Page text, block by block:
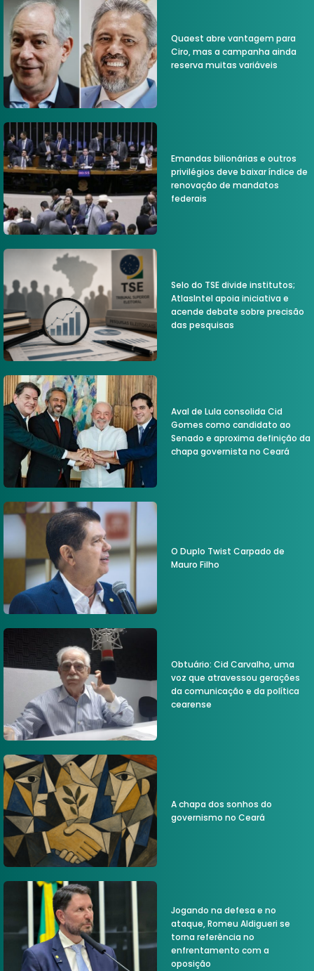
Quaest abre vantagem para
Ciro, mas a campanha ainda
reserva muitas variáveis
Emandas bilionárias e outros
privilégios deve baixar índice de
renovação de mandatos
federais
Selo do TSE divide institutos;
AtlasIntel apoia iniciativa e
acende debate sobre precisão
das pesquisas
Aval de Lula consolida Cid
Gomes como candidato ao
Senado e aproxima definição da
chapa governista no Ceará
O Duplo Twist Carpado de
Mauro Filho
Obtuário: Cid Carvalho, uma
voz que atravessou gerações
da comunicação e da política
cearense
A chapa dos sonhos do
governismo no Ceará
Jogando na defesa e no
ataque, Romeu Aldigueri se
torna referência no
enfrentamento com a
oposição